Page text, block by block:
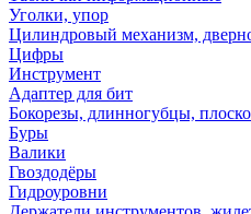
Уголки, упор
Цилиндровый механизм,
Цифры
Инструмент
Адаптер для бит
Бокорезы, длинногубцы,
Буры
Валики
Гвоздодёры
Гидроуровни